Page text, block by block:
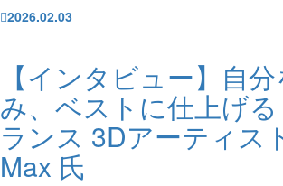
2026.02.03
【インタビュー】自
み、ベストに仕上げ
ランス 3Dアーティス
Max 氏